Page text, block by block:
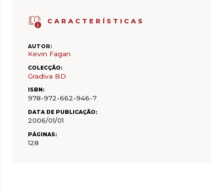
CARACTERÍSTICAS
AUTOR:
Kevin Fagan
COLECÇÃO:
Gradiva BD
ISBN:
978-972-662-946-7
DATA DE PUBLICAÇÃO:
2006/01/01
PÁGINAS:
128